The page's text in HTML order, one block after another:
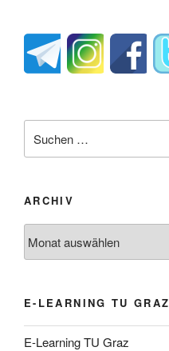
nach:
ARCHIV
E-LEARNING TU GRAZ
E-Learning TU Graz